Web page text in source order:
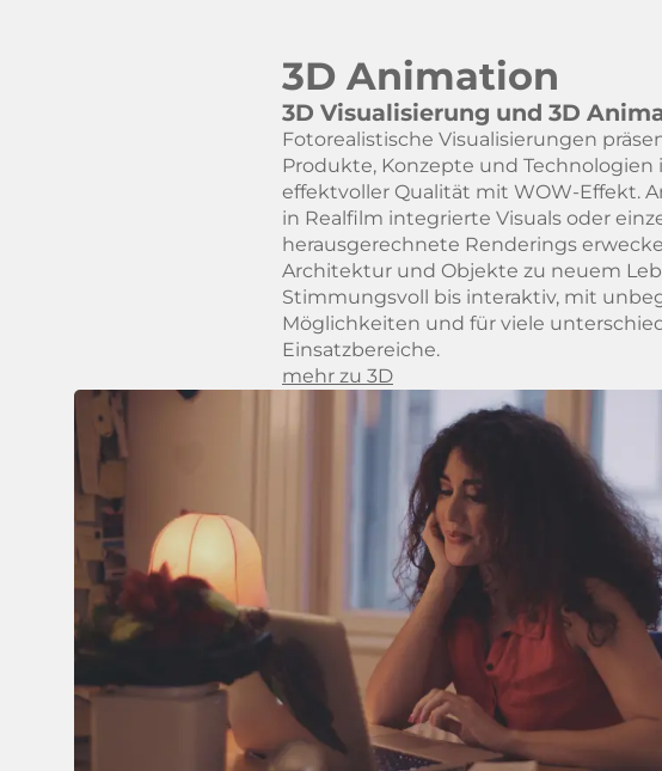
3D Animation
3D Visualisierung und 3D
Fotorealistische Visualisierungen
Produkte, Konzepte und Technologien
effektvoller Qualität mit WOW-Effekt.
in Realfilm integrierte Visuals oder
herausgerechnete Renderings
Architektur und Objekte zu neuem
Stimmungsvoll bis interaktiv, mit
Möglichkeiten und für viele
Einsatzbereiche.
mehr zu 3D